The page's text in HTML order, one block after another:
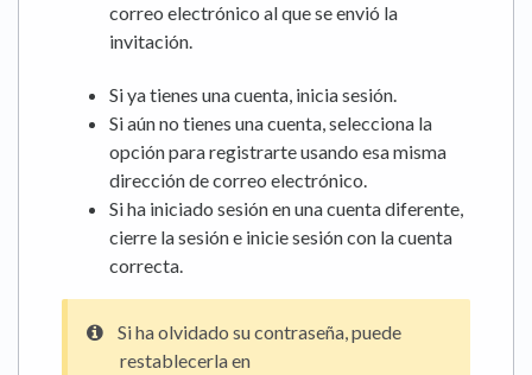
correo electrónico al que se envió la
invitación.
Si ya tienes una cuenta, inicia sesión.
Si aún no tienes una cuenta, selecciona la
opción para registrarte usando esa misma
dirección de correo electrónico.
Si ha iniciado sesión en una cuenta diferente,
cierre la sesión e inicie sesión con la cuenta
correcta.
Si ha olvidado su contraseña, puede
restablecerla en